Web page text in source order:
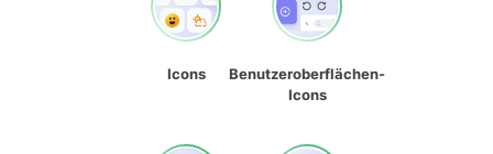
Icons
Benutzeroberflächen-
Icons